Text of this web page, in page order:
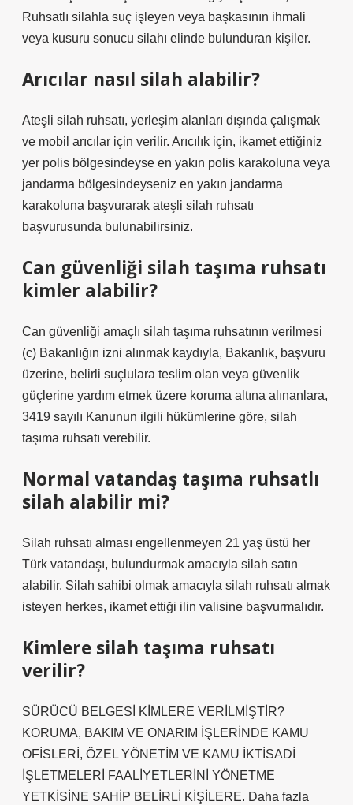
Ruhsatlı silahla suç işleyen veya başkasının ihmali
veya kusuru sonucu silahı elinde bulunduran kişiler.
Arıcılar nasıl silah alabilir?
Ateşli silah ruhsatı, yerleşim alanları dışında çalışmak
ve mobil arıcılar için verilir. Arıcılık için, ikamet ettiğiniz
yer polis bölgesindeyse en yakın polis karakoluna veya
jandarma bölgesindeyseniz en yakın jandarma
karakoluna başvurarak ateşli silah ruhsatı
başvurusunda bulunabilirsiniz.
Can güvenliği silah taşıma ruhsatı
kimler alabilir?
Can güvenliği amaçlı silah taşıma ruhsatının verilmesi
(c) Bakanlığın izni alınmak kaydıyla, Bakanlık, başvuru
üzerine, belirli suçlulara teslim olan veya güvenlik
güçlerine yardım etmek üzere koruma altına alınanlara,
3419 sayılı Kanunun ilgili hükümlerine göre, silah
taşıma ruhsatı verebilir.
Normal vatandaş taşıma ruhsatlı
silah alabilir mi?
Silah ruhsatı alması engellenmeyen 21 yaş üstü her
Türk vatandaşı, bulundurmak amacıyla silah satın
alabilir. Silah sahibi olmak amacıyla silah ruhsatı almak
isteyen herkes, ikamet ettiği ilin valisine başvurmalıdır.
Kimlere silah taşıma ruhsatı
verilir?
SÜRÜCÜ BELGESİ KİMLERE VERİLMİŞTİR?
KORUMA, BAKIM VE ONARIM İŞLERİNDE KAMU
OFİSLERİ, ÖZEL YÖNETİM VE KAMU İKTİSADİ
İŞLETMELERİ FAALİYETLERİNİ YÖNETME
YETKİSİNE SAHİP BELİRLİ KİŞİLERE. Daha fazla